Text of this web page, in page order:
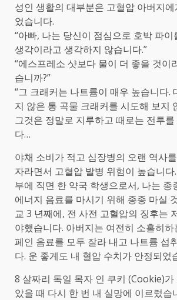
성인 생활의 대부분은 고혈압 아버지
었습니다.
“아빠, 나는 당신이 점심으로 호박 파
생각이라고 생각하지 않습니다.”
“에스프레소 샷보다 물이 더 좋을 것이
습니까?”
“그 크래커는 나트륨이 매우 높습니다.
지 않은 통 곡물 크래커를 시도해 보지
그것은 정말로 지루하고 때로는 전투
다…
야채 소비가 적고 심장병의 오랜 역사
자라면서 고혈압 발병 위험이 높습니
부에 직면 한 약국 학생으로서, 나는 종
에너지 음료를 마시기 위해 종종 마실
교 3 년째에, 전 사전 고혈압의 징후는
야했습니다. 아버지는 여전히 소홀히
페인 음료를 모두 잘라 내고 나트륨 섭
다. 운 좋게도 내 혈압 수치가 안정되었
8 살짜리 독일 목자 인 쿠키 (Cookie)
았을 때 다시 한 번 내 실망에 이르렀습